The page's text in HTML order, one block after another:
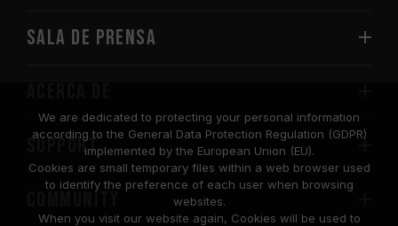
Sala de prensa
SUPPORT
COMMUNITY
We are dedicated to protecting your personal information
according to the General Data Protection Regulation (GDPR)
implemented by the European Union (EU).
Cookies are small temporary files within a web browser used
to identify the preference of each user when browsing
websites.
When you visit our website again, Cookies will be used to